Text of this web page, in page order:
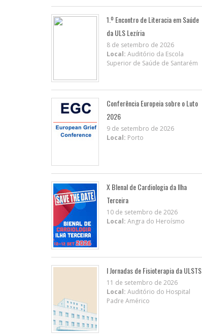
1.º Encontro de Literacia em Saúde
da ULS Lezíria
8 de setembro de 2026
Local: Auditório da Escola
Superior de Saúde de Santarém
Conferência Europeia sobre o Luto
2026
9 de setembro de 2026
Local: Porto
X BIenal de Cardiologia da Ilha
Terceira
10 de setembro de 2026
Local: Angra do Heroísmo
I Jornadas de Fisioterapia da ULSTS
11 de setembro de 2026
Local: Auditório do Hospital
Padre Américo